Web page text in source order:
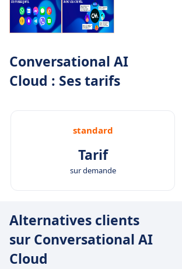
Conversational AI
Cloud : Ses tarifs
standard
Tarif
sur demande
Alternatives clients
sur Conversational AI
Cloud